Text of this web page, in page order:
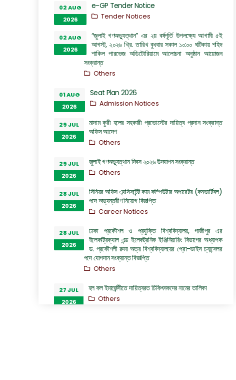
02 AUG
2026
e-GP Tender Notice
Tender Notices
02 AUG
2026
“জুলাই গণঅভ্যুত্থান” এর ২য় বর্ষপূর্তি উপলক্ষ্যে আগামী ৫ই
আগস্ট, ২০২৬ খ্রি. তারিখ বুধবার সকাল ১০:০০ ঘটিকায় শহিদ
শাকিল পারভেজ অডিটোরিয়ামে আলোচনা অনুষ্ঠান আয়োজন
সংক্রান্ত
Others
01 AUG
2026
Seat Plan 2026
Admission Notices
29 JUL
2026
মাদাম কুরী হলের সহকারী প্রভোস্টের দায়িত্ব প্রদান সংক্রান্ত
অফিস আদেশ
Others
29 JUL
2026
জুলাই গণঅভ্যুত্থান দিবস ২০২৬ উদযাপন সংক্রান্ত
Others
28 JUL
2026
সিনিয়র অফিস এ্যসিসটেন্ট কাম কম্পিউটার অপারেটর (কনভার্টিবল)
পদে অভ্যন্তরীণ নিয়োগ বিজ্ঞপ্তি
Career Notices
28 JUL
2026
ঢাকা প্রকৌশল ও প্রযুক্তি বিশ্ববিদ্যালয়, গাজীপুর এর
ইলেকট্রিক্যাল এন্ড ইলেকট্রনিক ইঞ্জিনিয়ারিং বিভাগের অধ্যাপক
ড. প্রকৌশলী রুমা অত্র বিশ্ববিদ্যালয়ের প্রো-ভাইস চ্যান্সেলর
পদে যোগদান সংক্রান্ত বিজ্ঞপ্তি
Others
27 JUL
2026
হল কল ইমার্জেন্সীতে দায়িত্বরত চিকিৎসকদের নামের তালিকা
Others